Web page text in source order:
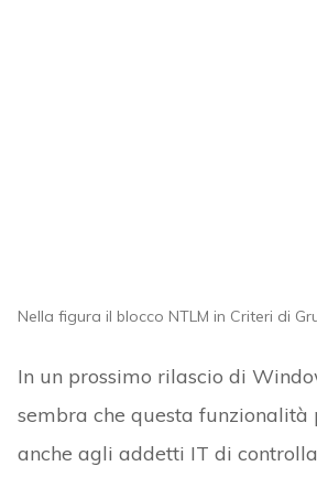
Nella figura il blocco NTLM in Criteri di
In un prossimo rilascio di
sembra che questa funzionalità
anche agli addetti IT di